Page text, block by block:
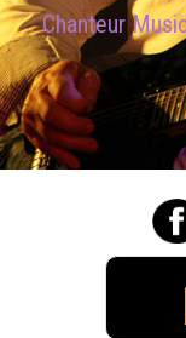
Chanteur